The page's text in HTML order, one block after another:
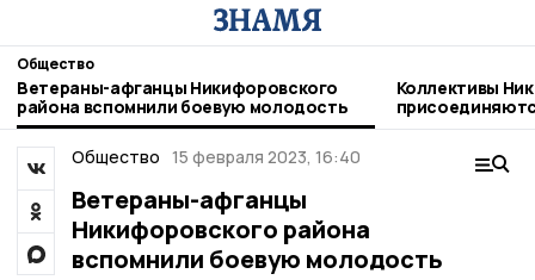
Общество
Ветераны-афганцы Никифоровского
района вспомнили боевую молодость
Коллективы
Общество 15 февраля 2023, 16:40
Ветераны-афганцы
Никифоровского района
вспомнили боевую молодость